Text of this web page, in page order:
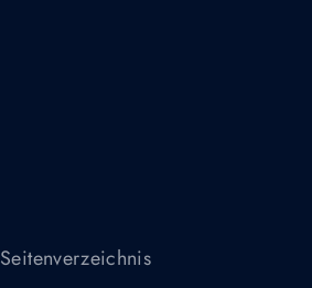
Seitenverzeichnis